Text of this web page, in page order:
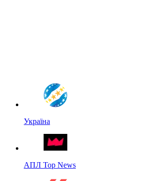
Україна
АПЛ Top News